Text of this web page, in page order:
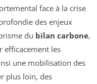
face à la crise
des enjeux
du bilan carbone,
efficacement les
une mobilisation des
plus loin, des